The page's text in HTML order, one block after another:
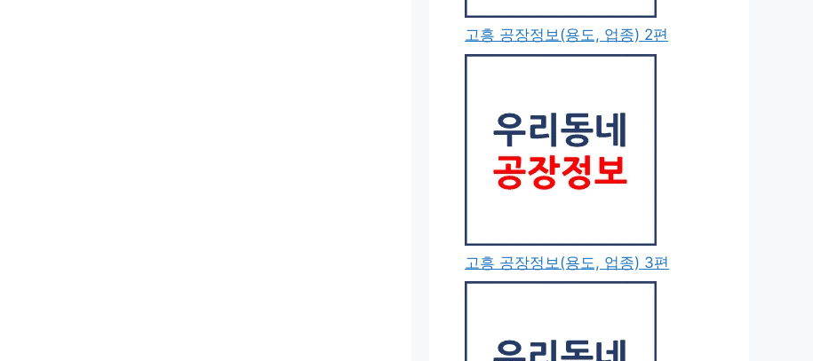
고흥 공장정보(용도, 업종) 2편
고흥 공장정보(용도, 업종) 3편